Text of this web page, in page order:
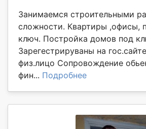
Занимаемся строительными
сложности. Квартиры ,офисы,
ключ. Постройка домов под
Зарегестрируваны на
физ.лицо Сопровождение
фин... Подробнее